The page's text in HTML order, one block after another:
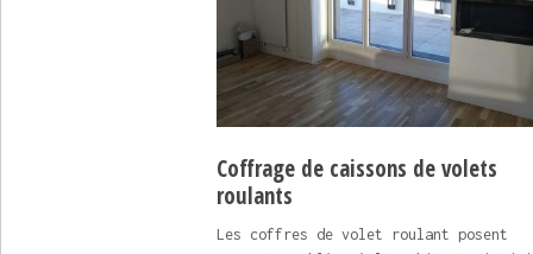
Coffrage de caissons de volets
roulants
Les coffres de volet roulant posent